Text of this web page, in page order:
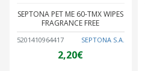
5201410964417 SEPTONA S.A.
SEPTONA PET ME 60-ΤΜΧ WIPES
FRAGRANCE FREE
2,20€